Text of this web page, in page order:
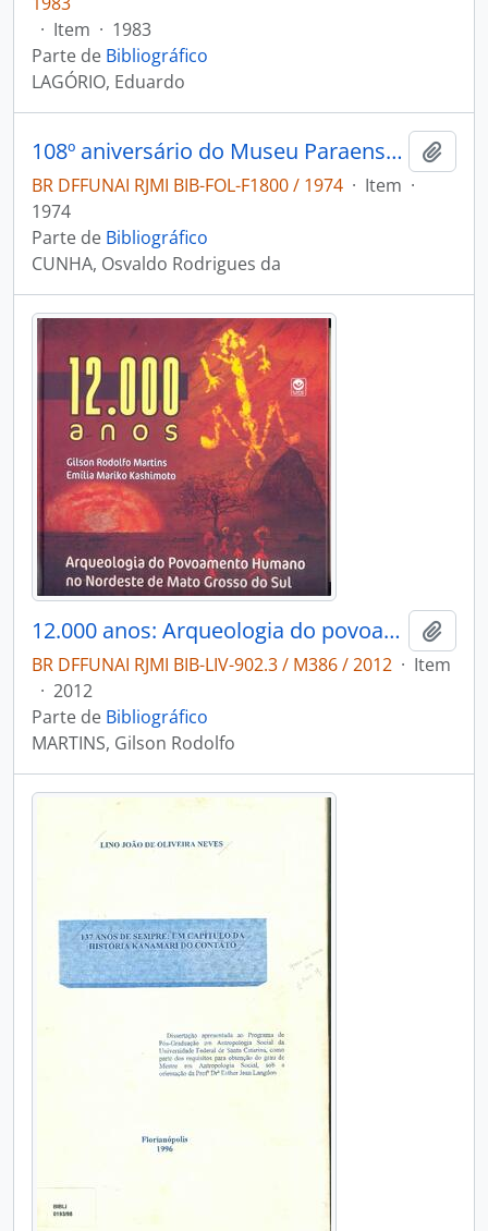
· Item · 1983
Parte de Bibliográfico
LAGÓRIO, Eduardo
108º aniversário do Museu Paraense Emílio Goeldi: Síntese de sua história.
BR DFFUNAI RJMI BIB-FOL-F1800 / 1974 · Item ·
1974
Parte de Bibliográfico
CUNHA, Osvaldo Rodrigues da
12.000 anos: Arqueologia do povoamento humano no nordeste de Mato Grosso do Sul.
BR DFFUNAI RJMI BIB-LIV-902.3 / M386 / 2012 · Item
· 2012
Parte de Bibliográfico
MARTINS, Gilson Rodolfo